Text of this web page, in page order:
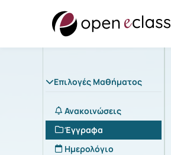
Επιλογές Μαθήματος
Ανακοινώσεις
Έγγραφα
Ημερολόγιο